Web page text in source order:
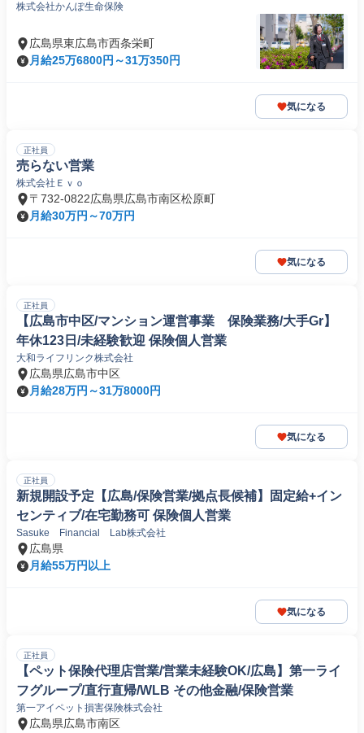
株式会社かんぽ生命保険
広島県東広島市西条栄町
月給25万6800円～31万350円
気になる
正社員
売らない営業
株式会社Ｅｖｏ
〒732-0822広島県広島市南区松原町
月給30万円～70万円
気になる
正社員
【広島市中区/マンション運営事業 保険業務/大手Gr】
年休123日/未経験歓迎 保険個人営業
大和ライフリンク株式会社
広島県広島市中区
月給28万円～31万8000円
気になる
正社員
新規開設予定【広島/保険営業/拠点長候補】固定給+イン
センティブ/在宅勤務可 保険個人営業
Sasuke Financial Lab株式会社
広島県
月給55万円以上
気になる
正社員
【ペット保険代理店営業/営業未経験OK/広島】第一ライ
フグループ/直行直帰/WLB その他金融/保険営業
第一アイペット損害保険株式会社
広島県広島市南区